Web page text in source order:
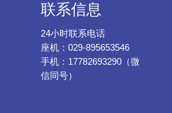
联系信息
24小时联系电话
座机：029-895653546
手机：17782693290（微
信同号）